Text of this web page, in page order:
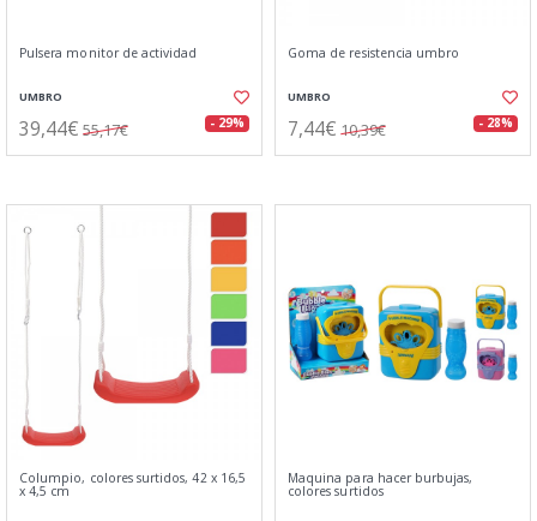
Pulsera monitor de actividad
UMBRO
39,44€ 55,17€ - 29%
Goma de resistencia umbro
UMBRO
7,44€ 10,39€ - 28%
Columpio, colores surtidos, 42 x 16,5
x 4,5 cm
Maquina para hacer burbujas,
colores surtidos